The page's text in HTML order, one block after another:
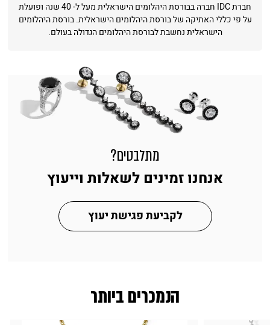
חברת IDC חברה בבורסת היהלומים הישראלית מעל ל- 40 שנה ופועלת
על פי כללי האתיקה של בורסת היהלומים הישראלית. בורסת היהלומים
הישראלית נחשבת לבורסת היהלומים הגדולה בעולם.
הנמכרים ביותר
מתלבטים?
אנחנו זמינים לשאלות וייעוץ
לקביעת פגישת יעוץ